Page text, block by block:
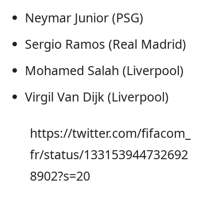
Neymar Junior (PSG)
Sergio Ramos (Real Madrid)
Mohamed Salah (Liverpool)
Virgil Van Dijk (Liverpool)
https://twitter.com/fifacom_
fr/status/133153944732692
8902?s=20